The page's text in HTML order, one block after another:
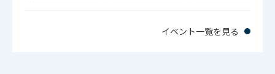
用2リサイザ＋Key1～4用4リサイザ)
イベント一覧を見る